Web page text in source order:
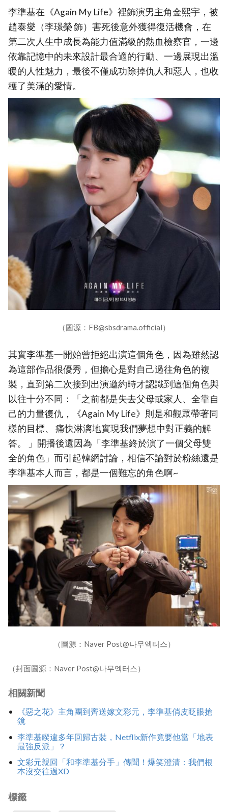
李準基在《Again My Life》裡飾演男主角金熙宇，被
趙泰燮（李璟榮 飾）害死後意外獲得復活機會，在
第二次人生中成長為能力值滿級的熱血檢察官，一邊
依靠記憶中的未來設計最合適的行動、一邊展現出溫
暖的人性魅力，最後不僅成功除掉仇人和惡人，也收
穫了美滿的愛情。
（圖源：FB@sbsdrama.official）
其實李準基一開始曾拒絕出演這個角色，因為雖然認
為這部作品很優秀，但擔心是對自己過往角色的複
製，直到第二次接到出演邀約時才認識到這個角色與
以往十分不同：「之前都是失去父母或家人、全靠自
己的力量復仇，《Again My Life》則是和觀眾帶著同
樣的目標、 痛快淋漓地實現我們夢想中對正義的解
答。 」開播後還因為「李準基終於演了一個父母雙
全的角色」而引起韓網討論，相信不論對於粉絲還是
李準基本人而言，都是一個難忘的角色啊~
（圖源：Naver Post@나무엑터스）
（封面圖源：Naver Post@나무엑터스）
相關新聞
《惡之花》主角團到齊送嫁文彩元，李準基俏皮眨眼搶
鏡
李準基睽違多年回歸古裝，Netflix新作竟要他當「地表
最強反派」？
文彩元親回「和李準基分手」傳聞！爆笑澄清：我們根
本沒交往過XD
標籤